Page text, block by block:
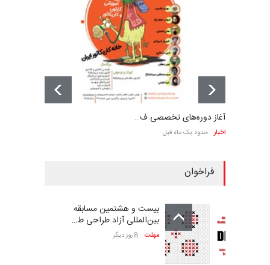
آغاز دوره‌های تخصصی ف…
اخبار حدود یک ماه قبل
فراخوان
بیست و هشتمین مسابقه
بین‌المللی آزاد طراحی ط…
مهلت 8 روز دیگر